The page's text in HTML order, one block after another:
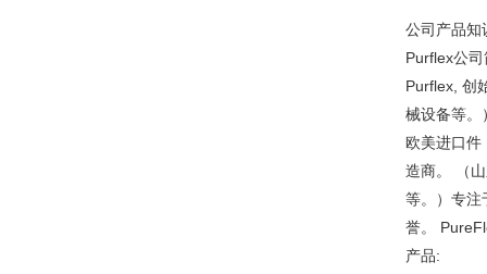
公司产品知
Purflex公司
Purflex, 创
械设备等。
欧美进口件
造商。 （
等。）专注
誉。
产品: